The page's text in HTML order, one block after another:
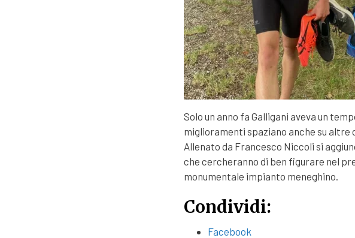
Solo un anno fa Galligani aveva un
miglioramenti spaziano anche su altre
Allenato da Francesco Niccoli si
che cercheranno di ben figurare nel
monumentale impianto meneghino.
Condividi:
Facebook